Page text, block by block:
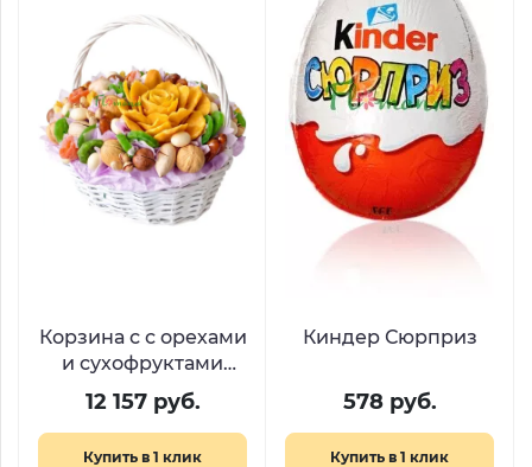
Корзина с с орехами
и сухофруктами
«Караванный путь»
12 157 руб.
Купить в 1 клик
Киндер Сюрприз
578 руб.
Купить в 1 клик